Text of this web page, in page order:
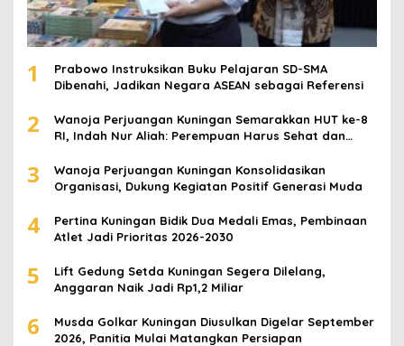
1
Prabowo Instruksikan Buku Pelajaran SD-SMA
Dibenahi, Jadikan Negara ASEAN sebagai Referensi
2
Wanoja Perjuangan Kuningan Semarakkan HUT ke-8
RI, Indah Nur Aliah: Perempuan Harus Sehat dan
3
Wanoja Perjuangan Kuningan Konsolidasikan
Organisasi, Dukung Kegiatan Positif Generasi Muda
4
Pertina Kuningan Bidik Dua Medali Emas, Pembinaan
Atlet Jadi Prioritas 2026-2030
5
Lift Gedung Setda Kuningan Segera Dilelang,
Anggaran Naik Jadi Rp1,2 Miliar
6
Musda Golkar Kuningan Diusulkan Digelar September
2026, Panitia Mulai Matangkan Persiapan